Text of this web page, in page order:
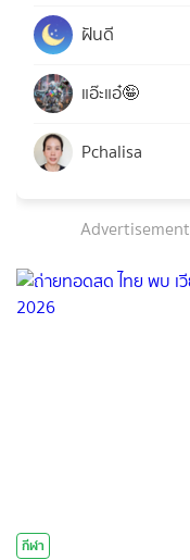
ฝันดี
แอ๊ะแอ๋🤪
Pchalisa
Advertisement
กีฬา